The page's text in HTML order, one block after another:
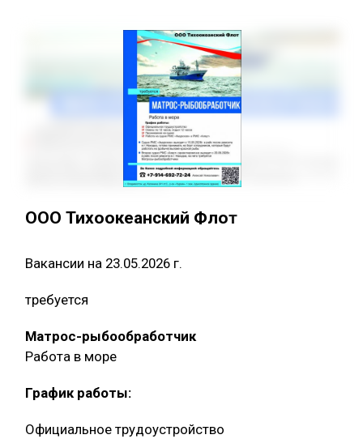
ООО Тихоокеанский Флот
Вакансии на 23.05.2026 г.
требуется
Матрос-рыбообработчик
Работа в море
График работы:
Официальное трудоустройство